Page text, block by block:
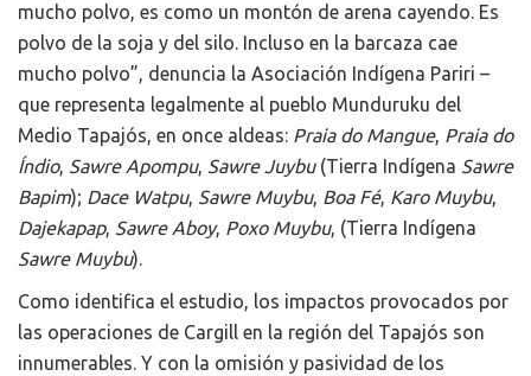
mucho polvo, es como un montón de arena cayendo. Es
polvo de la soja y del silo. Incluso en la barcaza cae
mucho polvo”, denuncia la Asociación Indígena Pariri –
que representa legalmente al pueblo Munduruku del
Medio Tapajós, en once aldeas: Praia do Mangue, Praia do
Índio, Sawre Apompu, Sawre Juybu(Tierra Indígena Sawre
Bapim); Dace Watpu, Sawre Muybu, Boa Fé, Karo Muybu,
Dajekapap, Sawre Aboy, Poxo Muybu, (Tierra Indígena
Sawre Muybu).
Como identifica el estudio, los impactos provocados por
las operaciones de Cargill en la región del Tapajós son
innumerables. Y con la omisión y pasividad de los